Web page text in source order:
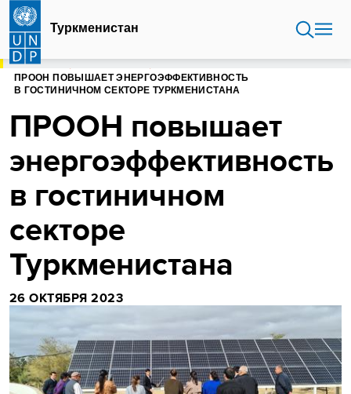
Перейти
основному
содержанию
Туркменистан
ГЛАВНАЯ
ПРООН ПОВЫШАЕТ ЭНЕРГОЭФФЕКТИВНОСТЬ
В ГОСТИНИЧНОМ СЕКТОРЕ ТУРКМЕНИСТАНА
ПРООН повышает
энергоэффективность
в гостиничном
секторе
Туркменистана
26 ОКТЯБРЯ 2023